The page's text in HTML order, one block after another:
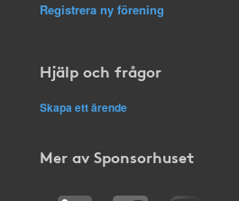
Registrera ny förening
Hjälp och frågor
Skapa ett ärende
Mer av Sponsorhuset